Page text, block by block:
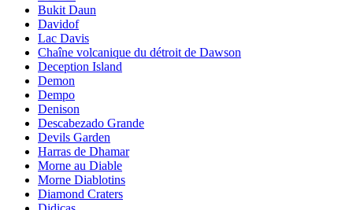
Bukit Daun
Davidof
Lac Davis
Chaîne volcanique du détroit de Dawson
Deception Island
Demon
Dempo
Denison
Descabezado Grande
Devils Garden
Harras de Dhamar
Morne au Diable
Morne Diablotins
Diamond Craters